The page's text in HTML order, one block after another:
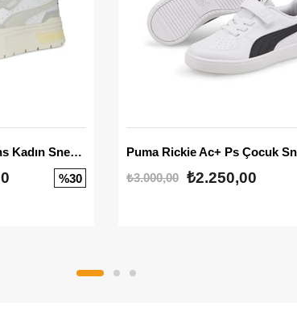
Mayze Stack Luxe Wns Kadın Sneaker
%30
Puma Rickie Ac+ Ps Çocuk
₺3.000,00 ₺2.250,00